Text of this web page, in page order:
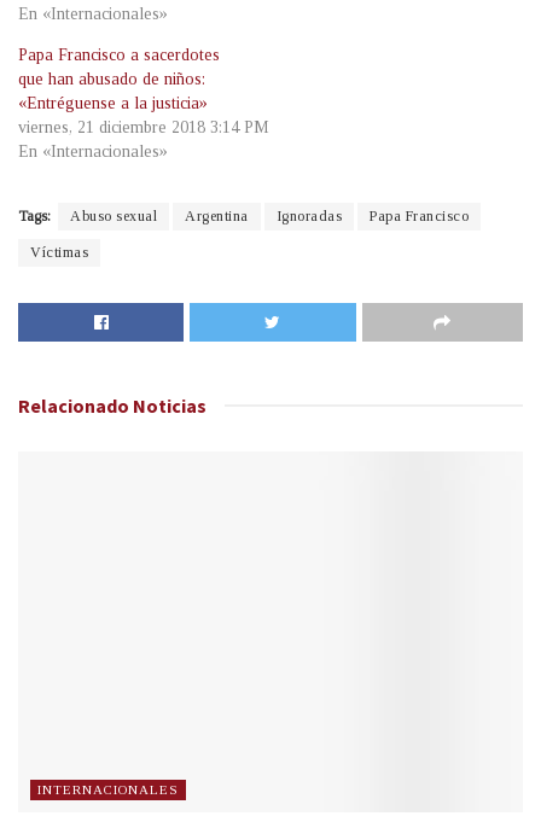
En «Internacionales»
Papa Francisco a sacerdotes
que han abusado de niños:
«Entréguense a la justicia»
viernes, 21 diciembre 2018 3:14 PM
En «Internacionales»
Tags: Abuso sexual Argentina Ignoradas Papa Francisco
Víctimas
Relacionado Noticias
INTERNACIONALES